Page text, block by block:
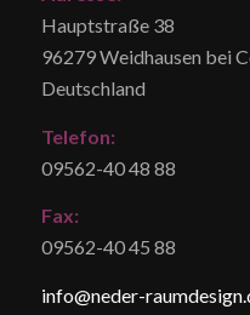
Hauptstraße 38
96279 Weidhausen bei
Deutschland
Telefon:
09562-40 48 88
Fax:
09562-40 45 88
info@neder-